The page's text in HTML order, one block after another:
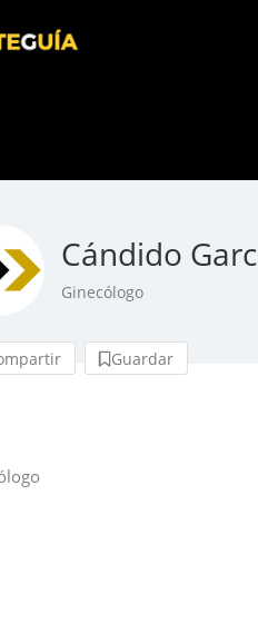
Cándido
Ginecólogo
Guardar